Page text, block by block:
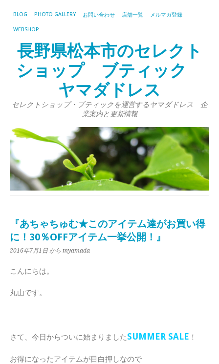
BLOG PHOTO GALLERY お問い合わせ 店舗一覧 メルマガ登録
WEBSHOP
長野県松本市のセレクト
ショップ ブティック
ヤマダドレス
セレクトショップ・ブティックを運営するヤマダドレス 企
業案内と更新情報
『あちゃちゅむ★このアイテム達がお買い得
に！30％OFFアイテム一挙公開！』
2016年7月1日 から myamada
こんにちは。
丸山です。
さて、今日からついに始まりましたSUMMER SALE ！
お得になったアイテムが目白押しなので